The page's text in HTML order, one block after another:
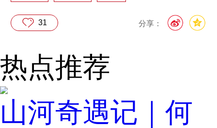
分享：
31
热点推荐
山河奇遇记｜何